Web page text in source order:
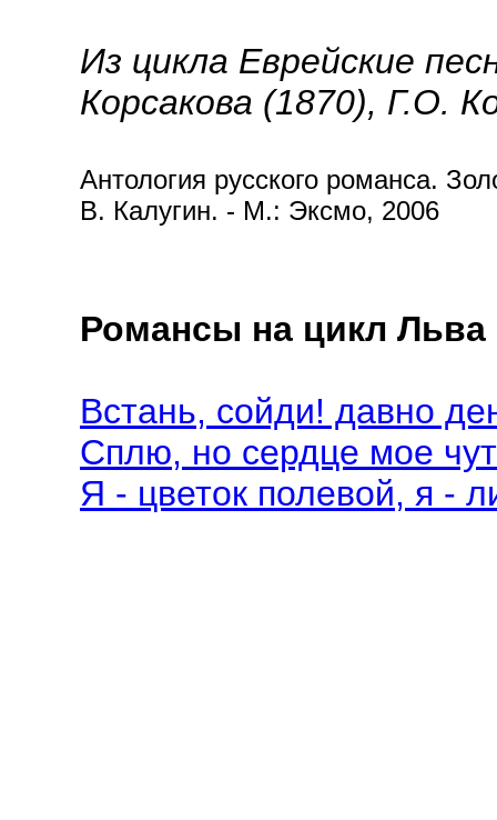
Из цикла Еврейские
Корсакова (1870), Г.О.
Антология русского романса.
В. Калугин. - М.: Эксмо, 2006
Романсы на цикл
Встань, сойди! давно
Сплю, но сердце мое
Я - цветок полевой, я -